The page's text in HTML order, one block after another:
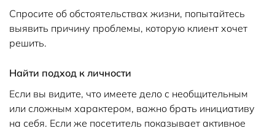
Спросите об обстоятельствах жизни, попытайтесь
выявить причину проблемы, которую клиент хочет
решить.
Найти подход к личности
Если вы видите, что имеете дело с необщительным
или сложным характером, важно брать инициативу
на себя. Если же посетитель показывает активное